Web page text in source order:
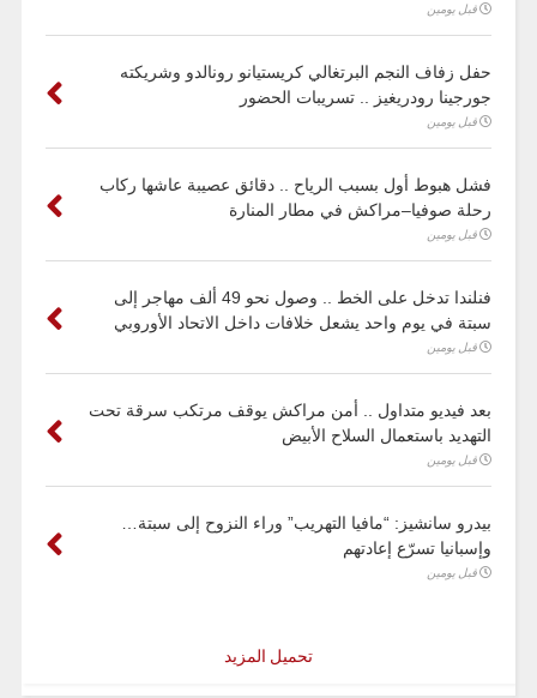
قبل يومين
حفل زفاف النجم البرتغالي كريستيانو رونالدو وشريكته
جورجينا رودريغيز .. تسريبات الحضور
قبل يومين
فشل هبوط أول بسبب الرياح .. دقائق عصيبة عاشها ركاب
رحلة صوفيا–مراكش في مطار المنارة
قبل يومين
فنلندا تدخل على الخط .. وصول نحو 49 ألف مهاجر إلى
سبتة في يوم واحد يشعل خلافات داخل الاتحاد الأوروبي
قبل يومين
بعد فيديو متداول .. أمن مراكش يوقف مرتكب سرقة تحت
التهديد باستعمال السلاح الأبيض
قبل يومين
بيدرو سانشيز: “مافيا التهريب” وراء النزوح إلى سبتة…
وإسبانيا تسرّع إعادتهم
قبل يومين
تحميل المزيد